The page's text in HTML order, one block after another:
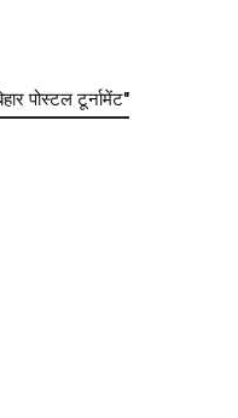
पोस्टल टूर्नामेंट"